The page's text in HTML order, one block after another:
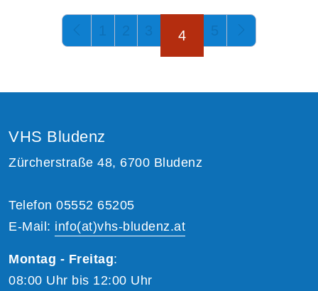
Seite 4 von 5 1 2 3 4 5
VHS Bludenz
Zürcherstraße 48, 6700 Bludenz
Telefon 05552 65205
E-Mail: info(at)vhs-bludenz.at
Montag - Freitag:
08:00 Uhr bis 12:00 Uhr